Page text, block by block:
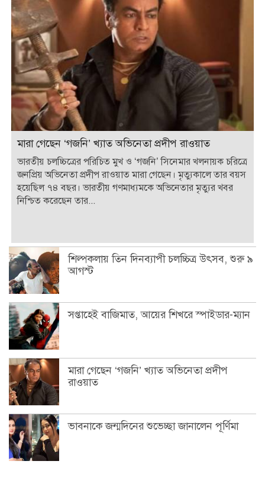
মারা গেছেন ‘গজনি’ খ্যাত অভিনেতা প্রদীপ রাওয়াত
ভারতীয় চলচ্চিত্রের পরিচিত মুখ ও ‘গজনি’ সিনেমার খলনায়ক চরিত্রে
জনপ্রিয় অভিনেতা প্রদীপ রাওয়াত মারা গেছেন। মৃত্যুকালে তার বয়স
হয়েছিল ৭৪ বছর। ভারতীয় গণমাধ্যমকে অভিনেতার মৃত্যুর খবর
নিশ্চিত করেছেন তার...
শিল্পকলায় তিন দিনব্যাপী চলচ্চিত্র উৎসব, শুরু ৯
আগস্ট
সপ্তাহেই বাজিমাত, আয়ের শিখরে স্পাইডার-ম্যান
মারা গেছেন ‘গজনি’ খ্যাত অভিনেতা প্রদীপ
রাওয়াত
ভাবনাকে জন্মদিনের শুভেচ্ছা জানালেন পূর্ণিমা